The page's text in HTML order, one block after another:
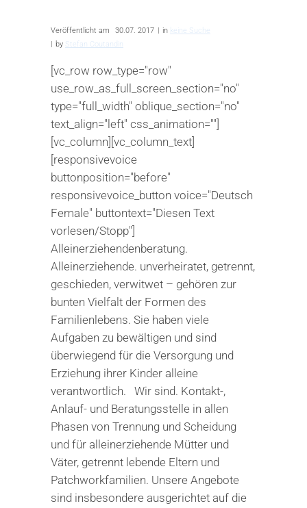
Veröffentlicht am 30.07. 2017 in keine Suche
by
Stefan Coutandin
[vc_row row_type="row"
use_row_as_full_screen_section="no"
type="full_width" oblique_section="no"
text_align="left" css_animation=""]
[vc_column][vc_column_text]
[responsivevoice
buttonposition="before"
responsivevoice_button voice="Deutsch
Female" buttontext="Diesen Text
vorlesen/Stopp"]
Alleinerziehendenberatung.
Alleinerziehende. unverheiratet, getrennt,
geschieden, verwitwet – gehören zur
bunten Vielfalt der Formen des
Familienlebens. Sie haben viele
Aufgaben zu bewältigen und sind
überwiegend für die Versorgung und
Erziehung ihrer Kinder alleine
verantwortlich. Wir sind. Kontakt-,
Anlauf- und Beratungsstelle in allen
Phasen von Trennung und Scheidung
und für alleinerziehende Mütter und
Väter, getrennt lebende Eltern und
Patchworkfamilien. Unsere Angebote
sind insbesondere ausgerichtet auf die